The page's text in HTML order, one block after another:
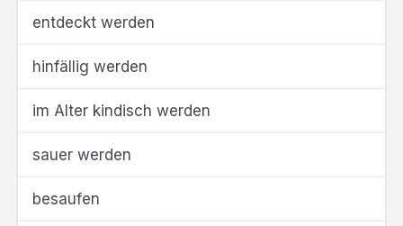
entdeckt werden
hinfällig werden
im Alter kindisch werden
sauer werden
besaufen